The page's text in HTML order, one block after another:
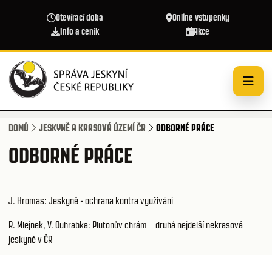
Otevírací doba
Online vstupenky
Info a ceník
Akce
DOMŮ JESKYNĚ A KRASOVÁ ÚZEMÍ ČR ODBORNÉ PRÁCE
ODBORNÉ PRÁCE
J. Hromas: Jeskyně - ochrana kontra využívání
R. Mlejnek, V. Ouhrabka: Plutonův chrám – druhá nejdelší nekrasová
jeskyně v ČR